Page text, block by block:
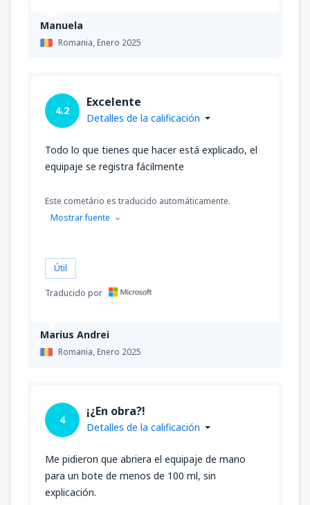
Manuela
Romania,Enero 2025
Marius Andrei
Romania,Enero 2025
4.2
Excelente
Detalles de la calificación
Todo lo que tienes que hacer está explicado, el
equipaje se registra fácilmente
Este cometário es traducido automáticamente.
Mostrar fuente
Útil
Traducido por
4
¡¿En obra?!
Detalles de la calificación
Me pidieron que abriera el equipaje de mano
para un bote de menos de 100 ml, sin
explicación.